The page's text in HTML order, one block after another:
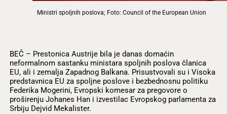
Ministri spoljnih poslova; Foto: Council of the European Union
BEČ – Prestonica Austrije bila je danas domaćin
neformalnom sastanku ministara spoljnih poslova članica
EU, ali i zemalja Zapadnog Balkana. Prisustvovali su i Visoka
predstavnica EU za spoljne poslove i bezbednosnu politiku
Federika Mogerini, Evropski komesar za pregovore o
proširenju Johanes Han i izvestilac Evropskog parlamenta za
Srbiju Dejvid Mekalister.